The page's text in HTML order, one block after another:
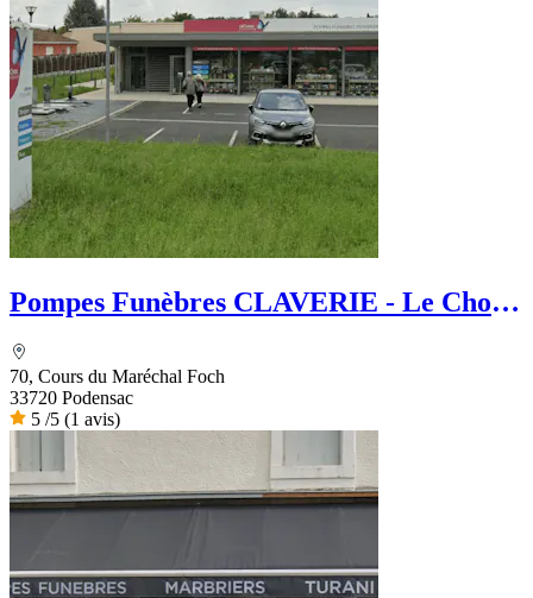
Pompes Funèbres CLAVERIE - Le Choix
70, Cours du Maréchal Foch
33720 Podensac
5 /5 (1 avis)